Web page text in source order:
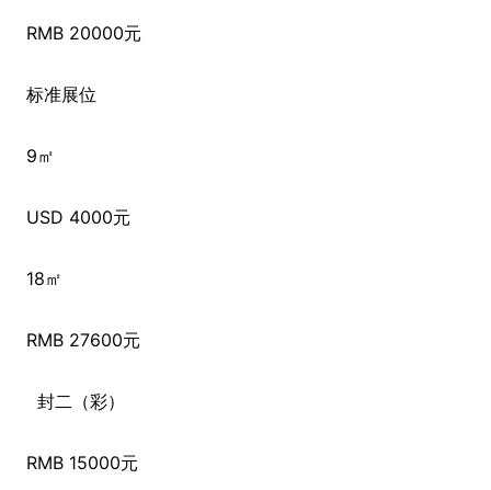
RMB 20000元
标准展位
9㎡
USD 4000元
18㎡
RMB 27600元
封二（彩）
RMB 15000元